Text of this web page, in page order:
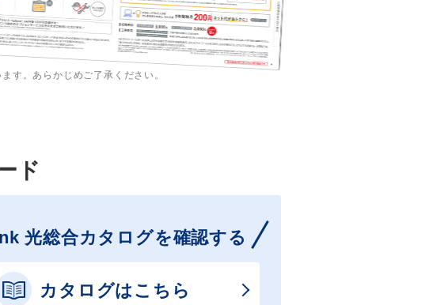
す。あらかじめご了承ください。
ド
光総合カタログを確認する
カタログはこちら